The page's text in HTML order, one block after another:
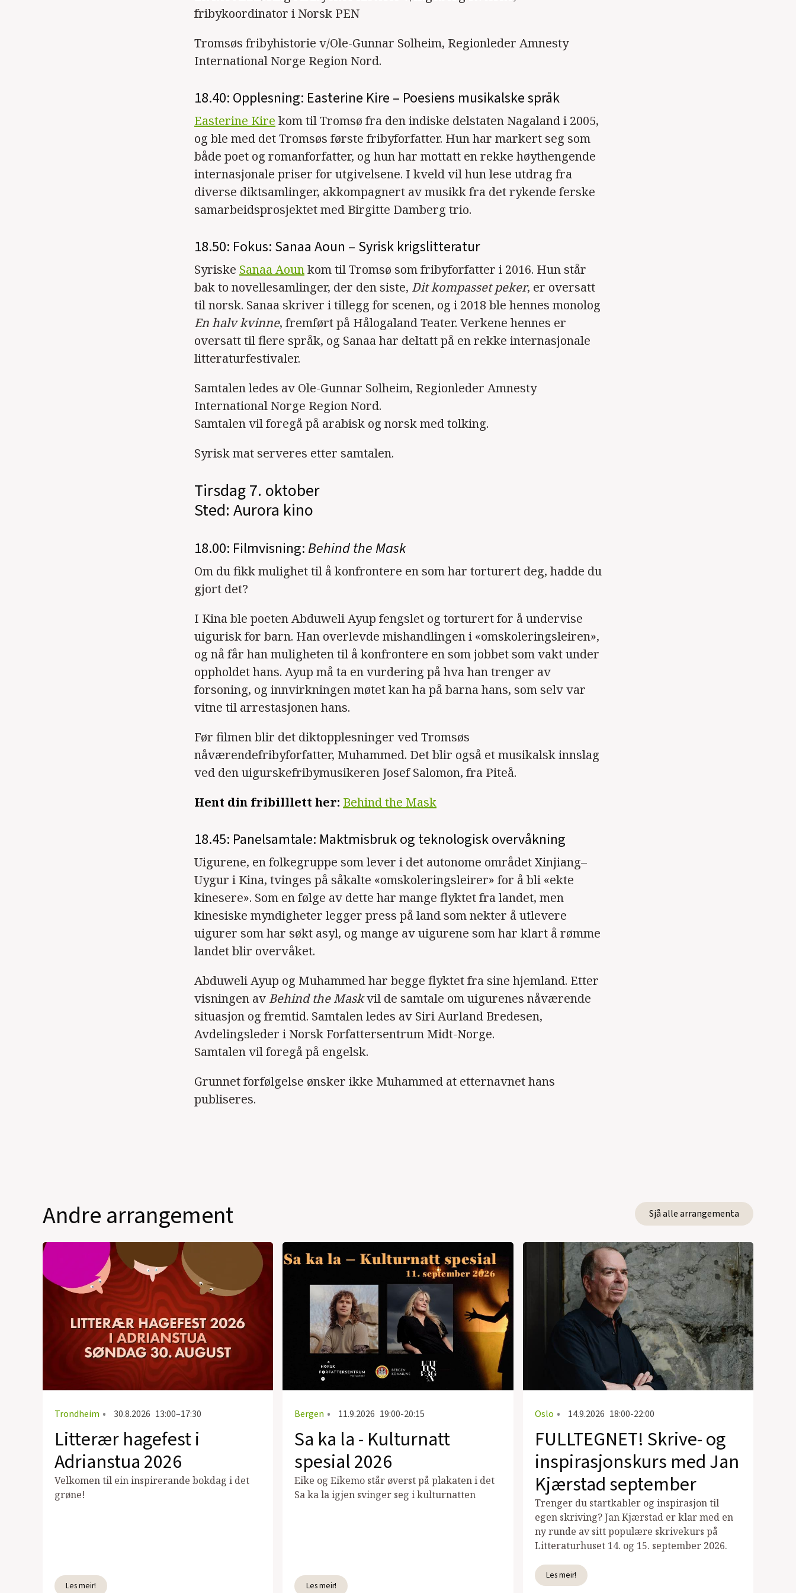
fribykoordinator i Norsk PEN
Tromsøs fribyhistorie v/Ole-Gunnar Solheim, Regionleder Amnesty
International Norge Region Nord.
18.40: Opplesning: Easterine Kire – Poesiens musikalske språk
Easterine Kire kom til Tromsø fra den indiske delstaten Nagaland i 2005,
og ble med det Tromsøs første fribyforfatter. Hun har markert seg som
både poet og romanforfatter, og hun har mottatt en rekke høythengende
internasjonale priser for utgivelsene. I kveld vil hun lese utdrag fra
diverse diktsamlinger, akkompagnert av musikk fra det rykende ferske
samarbeidsprosjektet med Birgitte Damberg trio.
18.50: Fokus: Sanaa Aoun – Syrisk krigslitteratur
Syriske Sanaa Aounkom til Tromsø som fribyforfatter i 2016. Hun står
bak to novellesamlinger, der den siste, Dit kompasset peker, er oversatt
til norsk. Sanaa skriver i tillegg for scenen, og i 2018 ble hennes monolog
En halv kvinne, fremført på Hålogaland Teater. Verkene hennes er
oversatt til flere språk, og Sanaa har deltatt på en rekke internasjonale
litteraturfestivaler.
Samtalen ledes av Ole-Gunnar Solheim, Regionleder Amnesty
International Norge Region Nord.
Samtalen vil foregå på arabisk og norsk med tolking.
Syrisk mat serveres etter samtalen.
Tirsdag 7. oktober
Sted: Aurora kino
18.00: Filmvisning: Behind the Mask
Om du fikk mulighet til å konfrontere en som har torturert deg, hadde du
gjort det?
I Kina ble poeten Abduweli Ayup fengslet og torturert for å undervise
uigurisk for barn. Han overlevde mishandlingen i «omskoleringsleiren»,
og nå får han muligheten til å konfrontere en som jobbet som vakt under
oppholdet hans. Ayup må ta en vurdering på hva han trenger av
forsoning, og innvirkningen møtet kan ha på barna hans, som selv var
vitne til arrestasjonen hans.
Før filmen blir det diktopplesninger ved Tromsøs
nåværendefribyforfatter, Muhammed. Det blir også et musikalsk innslag
ved den uigurskefribymusikeren Josef Salomon, fra Piteå.
Hent din fribilllett her: Behind the Mask
18.45: Panelsamtale: Maktmisbruk og teknologisk overvåkning
Uigurene, en folkegruppe som lever i det autonome området Xinjiang–
Uygur i Kina, tvinges på såkalte «omskoleringsleirer» for å bli «ekte
kinesere». Som en følge av dette har mange flyktet fra landet, men
kinesiske myndigheter legger press på land som nekter å utlevere
uigurer som har søkt asyl, og mange av uigurene som har klart å rømme
landet blir overvåket.
Abduweli Ayup og Muhammed har begge flyktet fra sine hjemland. Etter
visningen av Behind the Maskvil de samtale om uigurenes nåværende
situasjon og fremtid. Samtalen ledes av Siri Aurland Bredesen,
Avdelingsleder i Norsk Forfattersentrum Midt-Norge.
Samtalen vil foregå på engelsk.
Grunnet forfølgelse ønsker ikke Muhammed at etternavnet hans
publiseres.
Andre arrangement Sjå alle arrangementa
Trondheim • 30.8.2026 13:00–17:30
Litterær hagefest i
Adrianstua 2026
Velkomen til ein inspirerande bokdag i det
grøne!
Les meir!
Bergen • 11.9.2026 19:00-20:15
Sa ka la - Kulturnatt
spesial 2026
Eike og Eikemo står øverst på plakaten i det
Sa ka la igjen svinger seg i kulturnatten
Les meir!
Oslo • 14.9.2026 18:00-22:00
FULLTEGNET! Skrive- og
inspirasjonskurs med Jan
Kjærstad september
Trenger du startkabler og inspirasjon til
egen skriving? Jan Kjærstad er klar med en
ny runde av sitt populære skrivekurs på
Litteraturhuset 14. og 15. september 2026.
Les meir!